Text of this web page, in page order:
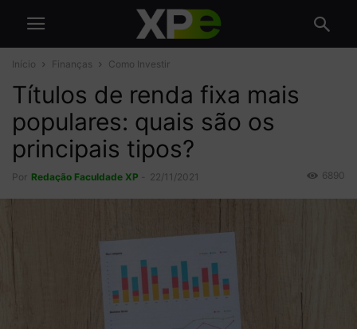
Início Finanças Como Investir
Títulos de renda fixa mais
populares: quais são os
principais tipos?
Por Redação Faculdade XP 22/11/2021 6890